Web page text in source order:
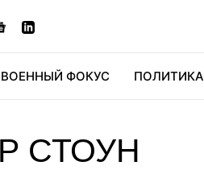
ВОЕННЫЙ ФОКУС ПОЛИТИКА
СТОУН